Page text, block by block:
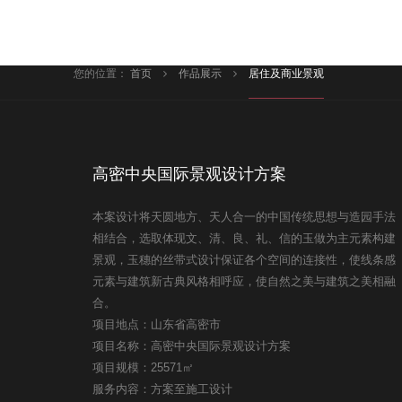
您的位置： 首页 作品展示 居住及商业景观
高密中央国际景观设计方案
本案设计将天圆地方、天人合一的中国传统思想与造园手法
相结合，选取体现文、清、良、礼、信的玉做为主元素构建
景观，玉穗的丝带式设计保证各个空间的连接性，使线条感
元素与建筑新古典风格相呼应，使自然之美与建筑之美相融
合。
项目地点：山东省高密市
项目名称：高密中央国际景观设计方案
项目规模：25571㎡
服务内容：方案至施工设计